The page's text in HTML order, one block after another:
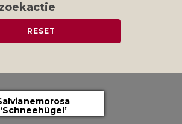
nemorosa
‘Schneehügel’